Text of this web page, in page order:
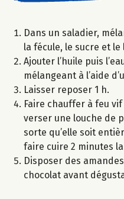
Dans un saladier,
la fécule, le sucre et
Ajouter l’huile puis
mélangeant à l’aide
Laisser reposer 1 h.
Faire chauffer à feu
verser une louche de
sorte qu’elle soit
faire cuire 2 minutes
Disposer des
chocolat avant